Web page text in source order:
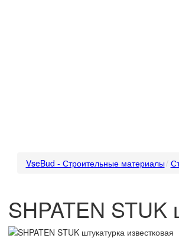
VseBud - Строительные материалы
SHPATEN STUK